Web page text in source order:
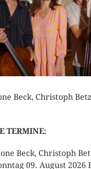
Beck, Christoph
TERMINE:
Beck, Christoph
09. August 2026